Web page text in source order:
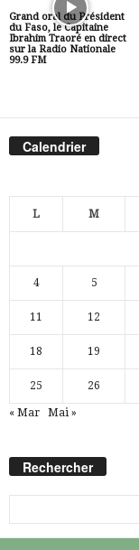
Grand oral du Président
du Faso, le Capitaine
Ibrahim Traoré en direct
sur la Radio Nationale
99.9 FM
Calendrier
L M
4 5
11 12
18 19
25 26
« Mar Mai »
Rechercher